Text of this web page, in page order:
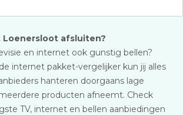
Loenersloot afsluiten?
en internet ook gunstig bellen?
internet pakket-vergelijker kun jij alles
hanteren doorgaans lage
producten afneemt. Check
TV, internet en bellen aanbiedingen